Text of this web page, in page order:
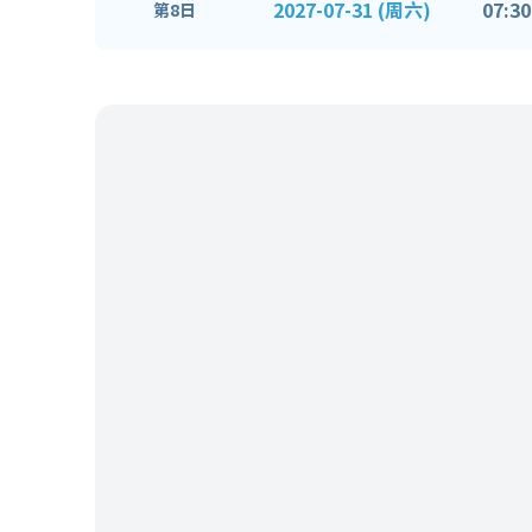
第8日 2027-07-31 (周六) 07:30